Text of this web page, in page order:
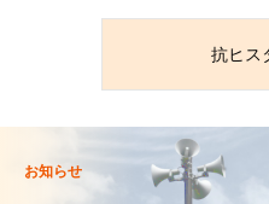
抗ヒス
お知らせ